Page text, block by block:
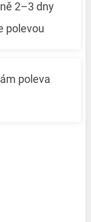
2–3 dny
polevou
poleva